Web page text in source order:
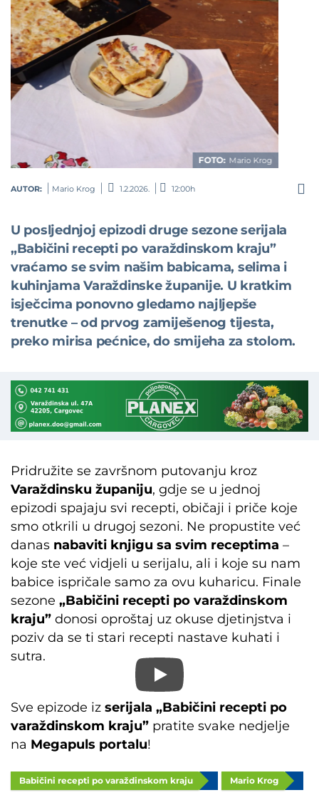
AUTOR: Mario Krog 1.2.2026. 12:00h
U posljednjoj epizodi druge sezone serijala
„Babičini recepti po varaždinskom kraju”
vraćamo se svim našim babicama, selima i
kuhinjama Varaždinske županije. U kratkim
isječcima ponovno gledamo najljepše
trenutke – od prvog zamiješenog tijesta,
preko mirisa pećnice, do smijeha za stolom.
Pridružite se završnom putovanju kroz
Varaždinsku županiju, gdje se u jednoj
epizodi spajaju svi recepti, običaji i priče koje
smo otkrili u drugoj sezoni. Ne propustite već
danas nabaviti knjigu sa svim receptima –
koje ste već vidjeli u serijalu, ali i koje su nam
babice ispričale samo za ovu kuharicu. Finale
sezone „Babičini recepti po varaždinskom
kraju” donosi oproštaj uz okuse djetinjstva i
poziv da se ti stari recepti nastave kuhati i
sutra.
Sve epizode iz serijala „Babičini recepti po
varaždinskom kraju” pratite svake nedjelje
na Megapuls portalu!
Babičini recepti po varaždinskom kraju Mario Krog